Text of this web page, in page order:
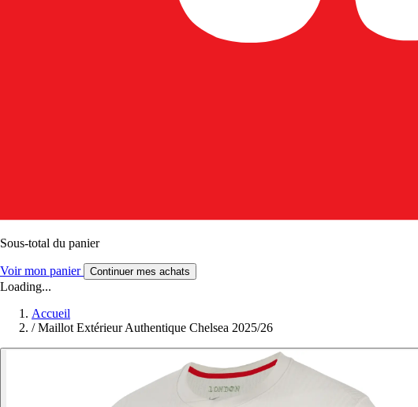
Sous-total du panier
Voir mon panier Continuer mes achats
Loading...
Accueil
/ Maillot Extérieur Authentique Chelsea 2025/26